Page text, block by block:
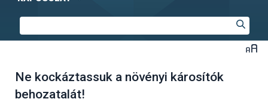
Ne kockáztassuk a növényi károsítók
behozatalát!